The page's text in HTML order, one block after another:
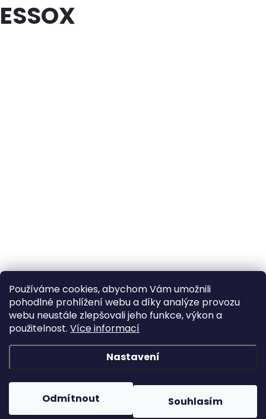
Používáme cookies, abychom Vám umožnili
pohodlné prohlížení webu a díky analýze provozu
webu neustále zlepšovali jeho funkce, výkon a
použitelnost. Více informací
Nastavení
Odmítnout Souhlasím
ESSOX